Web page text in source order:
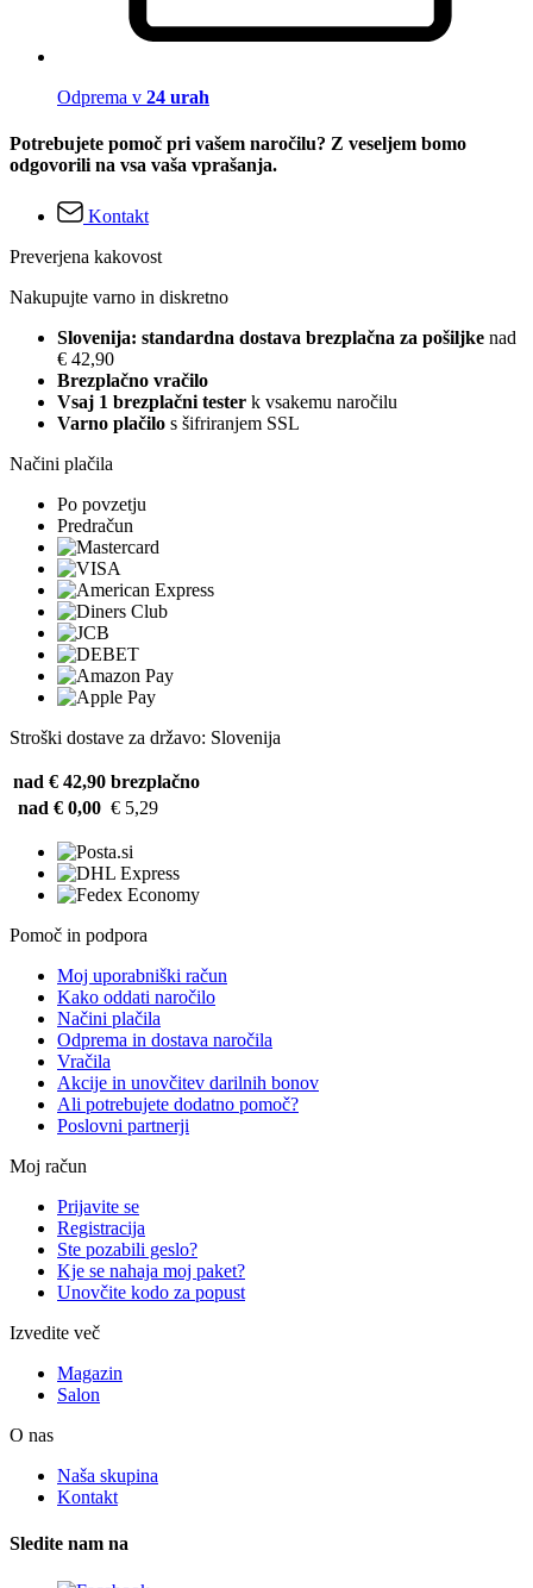
Odprema v 24 urah
Potrebujete pomoč pri vašem naročilu? Z veseljem bomo
odgovorili na vsa vaša vprašanja.
Kontakt
Preverjena kakovost
Nakupujte varno in diskretno
Slovenija: standardna dostava brezplačna za pošiljke nad
€ 42,90
Brezplačno vračilo
Vsaj 1 brezplačni tester k vsakemu naročilu
Varno plačilo s šifriranjem SSL
Načini plačila
Po povzetju
Predračun
Stroški dostave za državo: Slovenija
nad € 42,90 brezplačno
nad € 0,00 € 5,29
Pomoč in podpora
Moj uporabniški račun
Kako oddati naročilo
Načini plačila
Odprema in dostava naročila
Vračila
Akcije in unovčitev darilnih bonov
Ali potrebujete dodatno pomoč?
Poslovni partnerji
Moj račun
Prijavite se
Registracija
Ste pozabili geslo?
Kje se nahaja moj paket?
Unovčite kodo za popust
Izvedite več
Magazin
Salon
O nas
Naša skupina
Kontakt
Sledite nam na